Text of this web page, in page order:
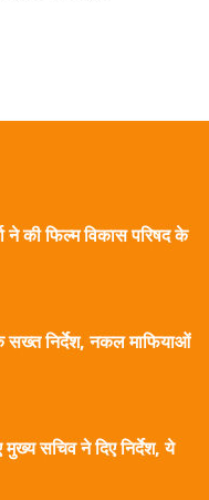
ने की फिल्म विकास परिषद के
सख्त निर्देश, नकल माफियाओं
सचिव ने दिए निर्देश, ये